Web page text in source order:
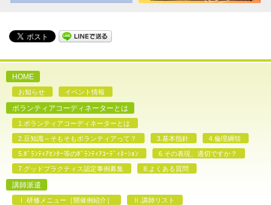
HOME
お知らせ イベント情報
ボランティアコーディネーターとは
1.ボランティアコーディネーターとは
2.豆知識～そもそもボランティアって？ 3.基本指針 4.倫理綱領
5.ﾎﾞﾗﾝﾃｨｱｾﾝﾀｰ等のﾎﾞﾗﾝﾃｨｱｺｰﾃﾞｨﾈｰｼｮﾝ 6.その表現、適切ですか？
7.グッドプラクティス認定事例募集 8.よくある質問
講師派遣
Ⅰ.研修メニュー［開催例紹介］ Ⅱ.講師リスト